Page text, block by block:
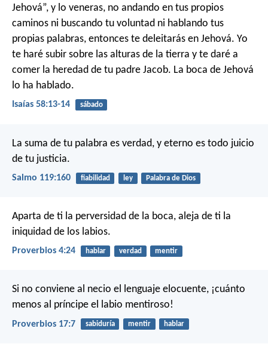
Jehová”, y lo veneras, no andando en tus propios
caminos ni buscando tu voluntad ni hablando tus
propias palabras, entonces te deleitarás en Jehová. Yo
te haré subir sobre las alturas de la tierra y te daré a
comer la heredad de tu padre Jacob. La boca de Jehová
lo ha hablado.
Isaías 58:13-14 sábado
La suma de tu palabra es verdad, y eterno es todo juicio
de tu justicia.
Salmo 119:160 fiabilidad ley Palabra de Dios
Aparta de ti la perversidad de la boca, aleja de ti la
iniquidad de los labios.
Proverbios 4:24 hablar verdad mentir
Si no conviene al necio el lenguaje elocuente, ¡cuánto
menos al príncipe el labio mentiroso!
Proverbios 17:7 sabiduría mentir hablar